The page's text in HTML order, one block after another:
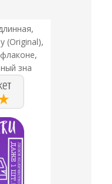
(Original),
зна